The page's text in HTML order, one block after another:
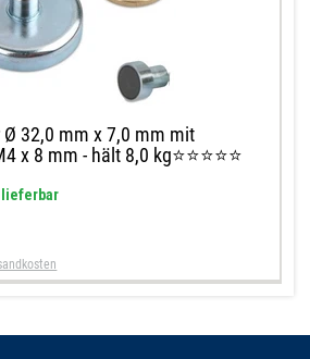
Ø 32,0 mm x 7,0 mm mit
x 8 mm - hält 8,0 kg⭐⭐⭐⭐⭐